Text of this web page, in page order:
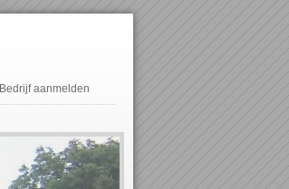
Bedrijf aanmelden